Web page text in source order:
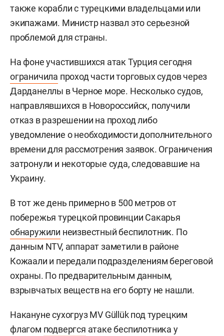
также корабли с турецкими владельцами или
экипажами. Министр назвал это серьезной
проблемой для страны.
На фоне участившихся атак Турция сегодня
ограничила проход части торговых судов через
Дарданеллы в Черное море. Несколько судов,
направлявшихся в Новороссийск, получили
отказ в разрешении на проход либо
уведомление о необходимости дополнительного
времени для рассмотрения заявок. Ограничения
затронули и некоторые суда, следовавшие на
Украину.
В тот же день примерно в 500 метров от
побережья турецкой провинции Сакарья
обнаружили неизвестный беспилотник. По
данным NTV, аппарат заметили в районе
Кожаали и передали подразделениям береговой
охраны. По предварительным данным,
взрывчатых веществ на его борту не нашли.
Накануне сухогруз MV Güllük под турецким
флагом подвергся атаке беспилотника у